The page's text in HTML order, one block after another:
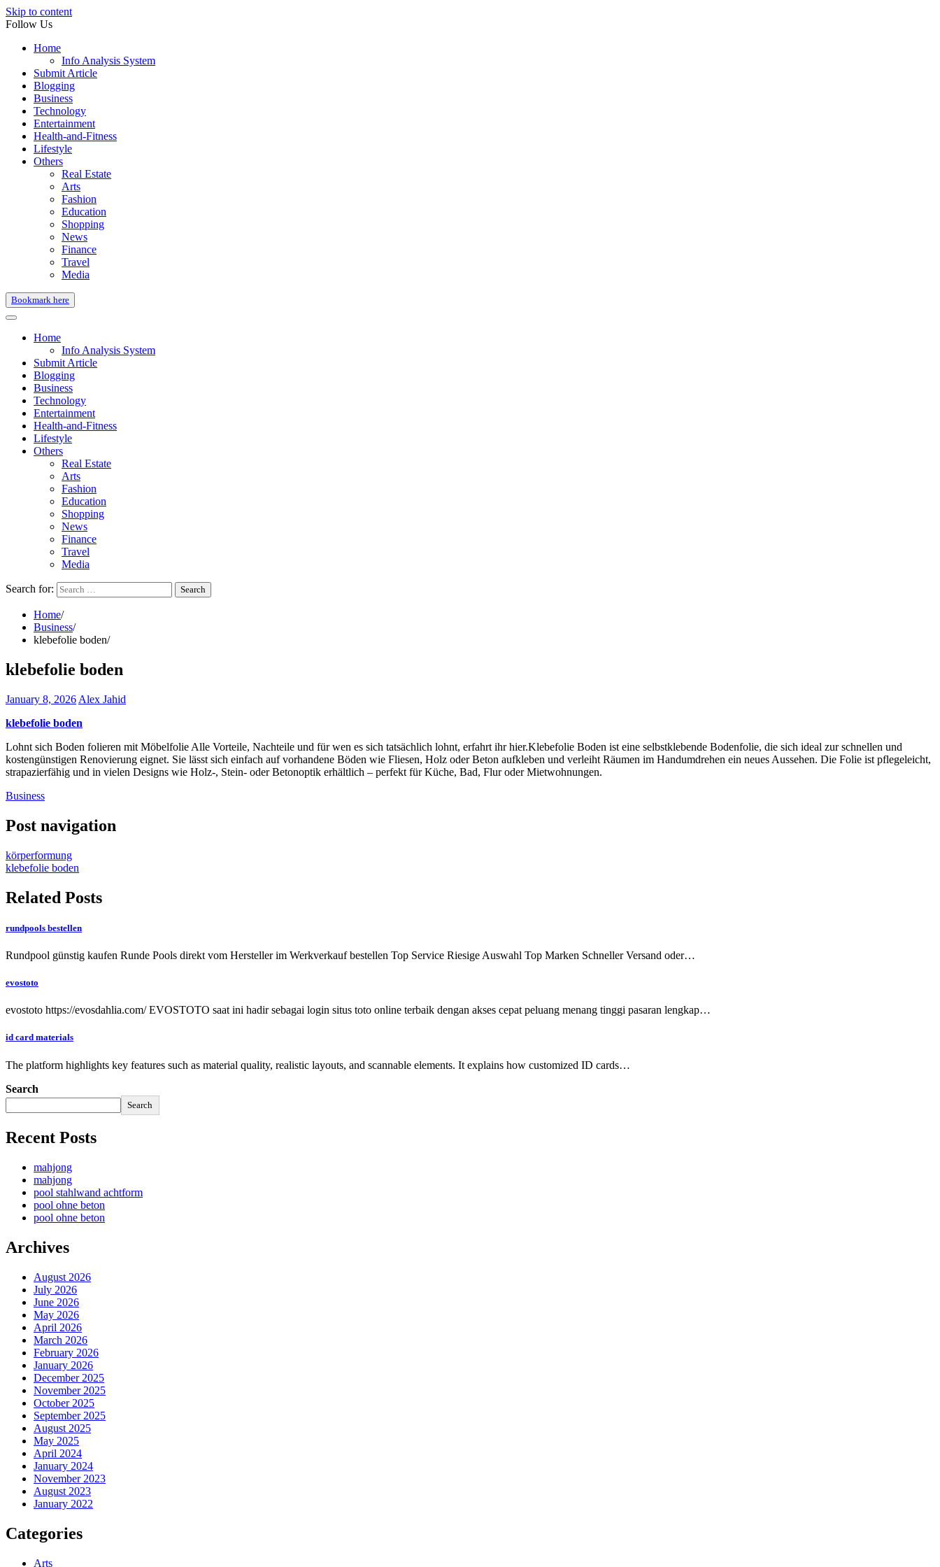
Skip to content
Follow Us
Home
Info Analysis System
Submit Article
Blogging
Business
Technology
Entertainment
Health-and-Fitness
Lifestyle
Others
Real Estate
Arts
Fashion
Education
Shopping
News
Finance
Travel
Media
Bookmark here
Home
Info Analysis System
Submit Article
Blogging
Business
Technology
Entertainment
Health-and-Fitness
Lifestyle
Others
Real Estate
Arts
Fashion
Education
Shopping
News
Finance
Travel
Media
Search for:
Home
Business
klebefolie boden
klebefolie boden
January 8, 2026 Alex Jahid
klebefolie boden
Lohnt sich Boden folieren mit Möbelfolie Alle Vorteile, Nachteile und für wen es sich tatsächlich lohnt, erfahrt ihr hier.Klebefolie Boden ist eine selbstklebende Bodenfolie, die sich ideal zur schnellen und
kostengünstigen Renovierung eignet. Sie lässt sich einfach auf vorhandene Böden wie Fliesen, Holz oder Beton aufkleben und verleiht Räumen im Handumdrehen ein neues Aussehen. Die Folie ist pflegeleicht,
strapazierfähig und in vielen Designs wie Holz-, Stein- oder Betonoptik erhältlich – perfekt für Küche, Bad, Flur oder Mietwohnungen.
Business
Post navigation
körperformung
klebefolie boden
Related Posts
rundpools bestellen
Rundpool günstig kaufen Runde Pools direkt vom Hersteller im Werkverkauf bestellen Top Service Riesige Auswahl Top Marken Schneller Versand oder…
evostoto
evostoto https://evosdahlia.com/ EVOSTOTO saat ini hadir sebagai login situs toto online terbaik dengan akses cepat peluang menang tinggi pasaran lengkap…
id card materials
The platform highlights key features such as material quality, realistic layouts, and scannable elements. It explains how customized ID cards…
Search
Search
Recent Posts
mahjong
mahjong
pool stahlwand achtform
pool ohne beton
pool ohne beton
Archives
August 2026
July 2026
June 2026
May 2026
April 2026
March 2026
February 2026
January 2026
December 2025
November 2025
October 2025
September 2025
August 2025
May 2025
April 2024
January 2024
November 2023
August 2023
January 2022
Categories
Arts